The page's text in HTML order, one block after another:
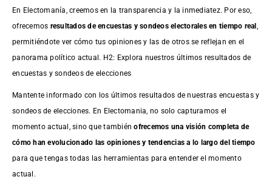
En Electomanía, creemos en la transparencia y la inmediatez. Por eso,
ofrecemos resultados deencuestas y sondeos electorales en tiempo real
permitiéndote ver cómo tus opiniones y las de otros se reflejan en el
panorama político actual. H2: Explora nuestros últimos resultados de
encuestas y sondeos de elecciones
Mantente informado con los últimos resultados de nuestras encuestasy
sondeos de elecciones. En Electomania, no solo capturamos el
momento actual, sino que tambiénofrecemos una visión completa de
cómo han evolucionado las opiniones y tendencias a lo largo del tiempo
para que tengas todas las herramientas para entender el momento
actual.